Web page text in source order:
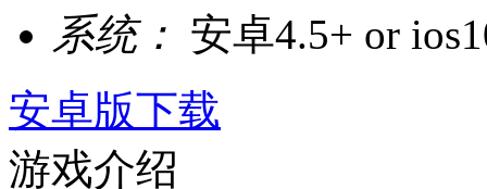
系统： 安卓4.5+ or
安卓版下载
游戏介绍